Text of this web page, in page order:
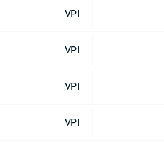
VPI
VPI
VPI
VPI